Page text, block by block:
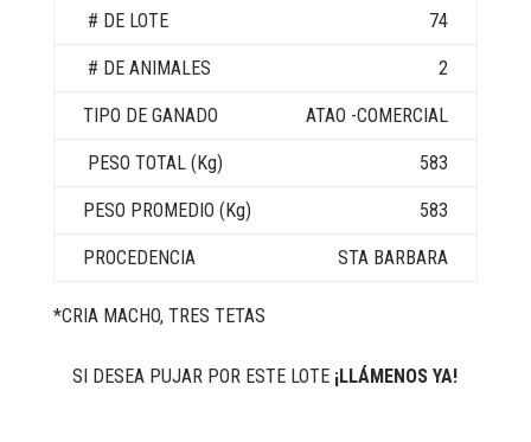
74
2
ATAO -COMERCIAL
583
583
STA BARBARA
*CRIA MACHO, TRES TETAS
SI DESEA PUJAR POR ESTE LOTE ¡LLÁMENOS YA!